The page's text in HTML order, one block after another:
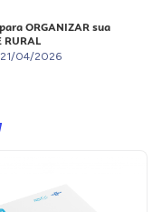
ORGANIZAR sua
RURAL
21/04/2026